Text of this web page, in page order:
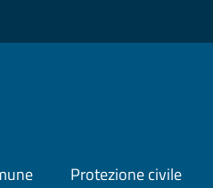
Protezione civile